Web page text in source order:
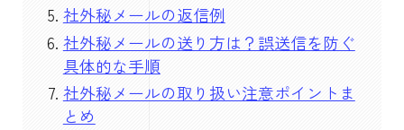
社外秘メールの返信例
社外秘メールの送り方は？誤送信を防ぐ
具体的な手順
社外秘メールの取り扱い注意ポイントま
とめ